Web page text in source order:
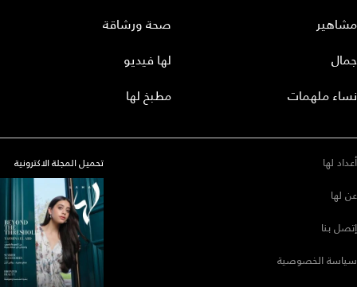
مشاهير
جمال
نساء ملهمات
صحة ورشاقة
لها فيديو
مطبخ لها
أعداد لها
عن لها
إتصل بنا
سياسة الخصوصية
تحميل المجلة الاكترونية